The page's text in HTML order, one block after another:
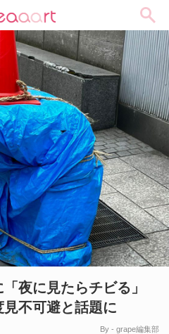
夜に見たらチビる」
不可避と話題に
By - grape編集部